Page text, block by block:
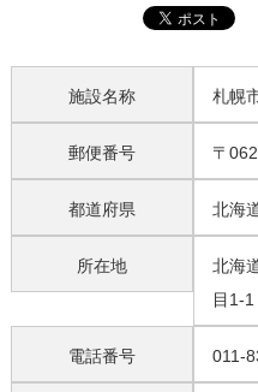
施設名称 札幌
郵便番号 〒
都道府県 北海
所在地
北海
目1-1
電話番号 011-